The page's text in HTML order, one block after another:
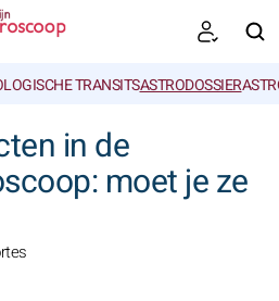
TRANSITSASTRODOSSIER
in de
moet je ze